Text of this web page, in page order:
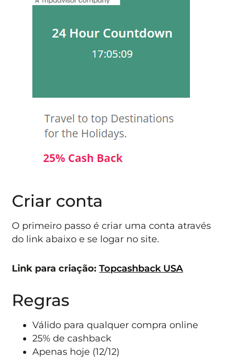
Criar conta
O primeiro passo é criar uma conta através
do link abaixo e se logar no site.
Link para criação:Topcashback USA
Regras
Válido para qualquer compra online
25% de cashback
Apenas hoje (12/12)